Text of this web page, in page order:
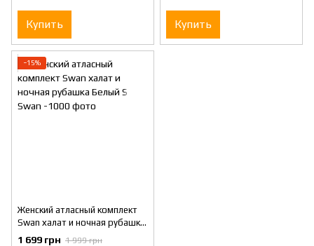
Купить Купить
−15%
Женский атласный комплект
Swan халат и ночная рубашка
Белый S
1 699 грн 1 999 грн